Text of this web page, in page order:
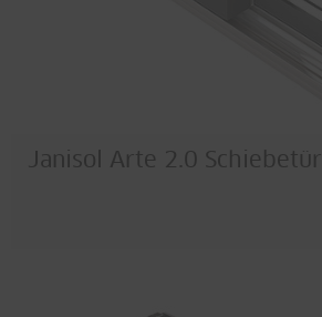
Janisol Arte 2.0 Schiebetür